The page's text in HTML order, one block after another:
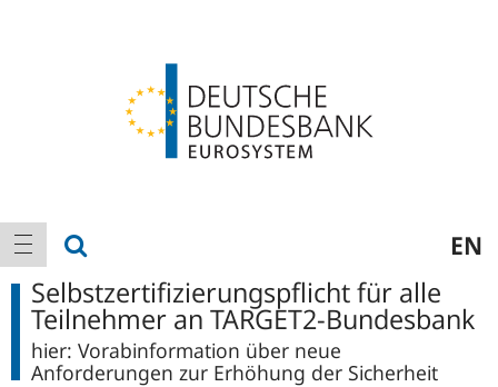
Hauptnavigation
Navigation anzeigen EN
Selbstzertifizierungspflicht für alle
Teilnehmer an TARGET2-Bundesbank
hier: Vorabinformation über neue
Anforderungen zur Erhöhung der Sicherheit